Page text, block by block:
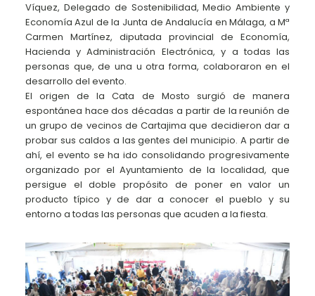
Víquez, Delegado de Sostenibilidad, Medio Ambiente y
Economía Azul de la Junta de Andalucía en Málaga, a Mª
Carmen Martínez, diputada provincial de Economía,
Hacienda y Administración Electrónica, y a todas las
personas que, de una u otra forma, colaboraron en el
desarrollo del evento.
El origen de la Cata de Mosto surgió de manera
espontánea hace dos décadas a partir de la reunión de
un grupo de vecinos de Cartajima que decidieron dar a
probar sus caldos a las gentes del municipio. A partir de
ahí, el evento se ha ido consolidando progresivamente
organizado por el Ayuntamiento de la localidad, que
persigue el doble propósito de poner en valor un
producto típico y de dar a conocer el pueblo y su
entorno a todas las personas que acuden a la fiesta.